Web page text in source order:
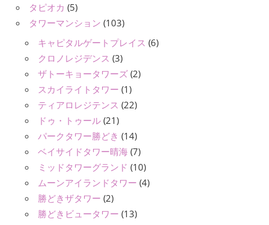
タピオカ (5)
タワーマンション (103)
キャピタルゲートプレイス (6)
クロノレジデンス (3)
ザトーキョータワーズ (2)
スカイライトタワー (1)
ティアロレジテンス (22)
ドゥ・トゥール (21)
パークタワー勝どき (14)
ベイサイドタワー晴海 (7)
ミッドタワーグランド (10)
ムーンアイランドタワー (4)
勝どきザタワー (2)
勝どきビュータワー (13)